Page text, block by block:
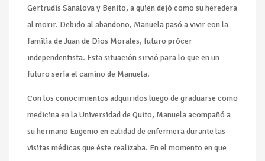
Gertrudis Sanalova y Benito, a quien dejó como su heredera
al morir. Debido al abandono, Manuela pasó a vivir con la
familia de Juan de Dios Morales, futuro prócer
independentista. Esta situación sirvió para lo que en un
futuro sería el camino de Manuela.
Con los conocimientos adquiridos luego de graduarse como
medicina en la Universidad de Quito, Manuela acompañó a
su hermano Eugenio en calidad de enfermera durante las
visitas médicas que éste realizaba. En el momento en que